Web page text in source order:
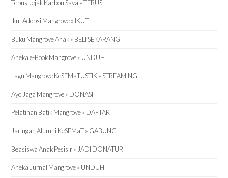
Tebus Jejak Karbon Saya » TEBUS
Ikut Adopsi Mangrove » IKUT
Buku Mangrove Anak » BELI SEKARANG
Aneka e-Book Mangrove » UNDUH
Lagu Mangrove KeSEMaTUSTIK » STREAMING
Ayo Jaga Mangrove » DONASI
Pelatihan Batik Mangrove » DAFTAR
Jaringan Alumni KeSEMaT » GABUNG
Beasiswa Anak Pesisir » JADI DONATUR
Aneka Jurnal Mangrove » UNDUH